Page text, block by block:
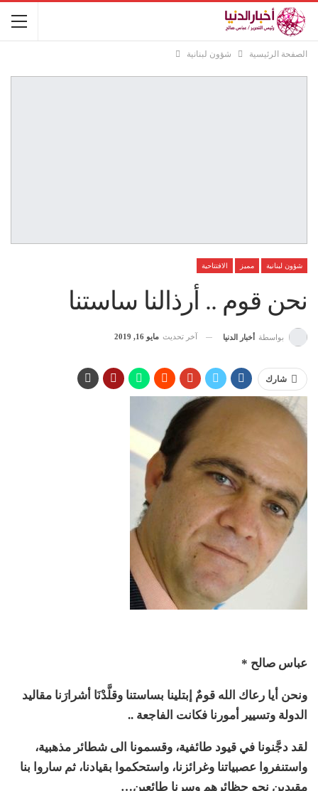
الصفحة الرئيسية شؤون لبنانية
شؤون لبنانية مميز الافتتاحية
نحن قوم .. أرذالنا ساستنا
بواسطة أخبار الدنيا آخر تحديث مايو 16, 2019
شارك
عباس صالح *
ونحن أيا رعاك الله قومٌ إبتلينا بساستنا وقلَّدْنَا أشرارَنا مقاليد
الدولة وتسيير أمورنا فكانت الفاجعة ..
لقد دجَّنونا في قيود طائفية، وقسمونا الى شطائر مذهبية،
واستنفروا عصبياتنا وغرائزنا، واستحكموا بقيادنا، ثم ساروا بنا
مقيدين نحو حظائرهم وسرنا طائعين…